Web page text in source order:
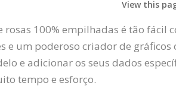
View this
100% empilhadas é tão
e um poderoso criador de
e adicionar os seus dados
tempo e esforço.